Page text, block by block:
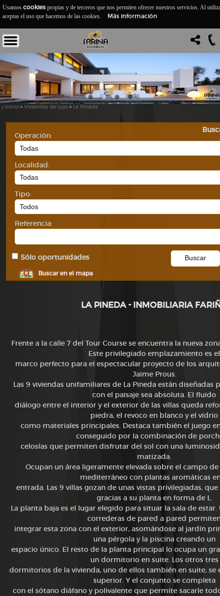
:: Inicio > Viviendas de Lujo > La Pineda
Operación:
Localidad:
Tipo:
Referencia:
Sólo oportunidades
Buscar en el mapa
LA PINEDA - INMOBILIARIA
Frente a la calle 7 del Tour Course se encuentra la nueva
Este privilegiado emplazamiento es el
marco perfecto para el espectacular proyecto de los
Jaime Prous.
Las 9 viviendas unifamiliares de La Pineda están diseñadas
con el paisaje sea absoluta. El fluido
diálogo entre el interior y el exterior de las villas queda
piedra, el revoco en blanco y el vidrio
como materiales principales. Destaca también el juego
conseguido por la combinación de
celosías que permiten disfrutar del sol con una
matizada.
Ocupan un área ligeramente elevada sobre el campo
mediterráneo con plantas aromáticas
entrada. Las 9 villas gozan de unas vistas privilegiadas,
gracias a su planta en forma de L.
La planta baja es el lugar elegido para situar la sala de
correderas de pared a pared
integrar esta zona con el exterior, asomándose al jardín
una pérgola y la piscina creando un
espacio único. El resto de la planta principal lo ocupa un
un dormitorio en suite. Los otros tres
dormitorios de la vivienda, uno de ellos también en suite, se
superior. Y el conjunto se completa
con el sótano diáfano y polivalente que permite sacarle
Usamos cookies propias y de terceros que nos permiten ofrecer nuestros servicios. Al
aceptas el uso que hacemos de las cookies.
Más información